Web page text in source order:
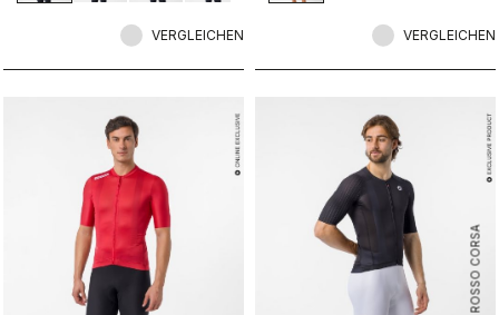
gern unterwegs bist.
VERGLEICHEN VERGLEICHEN
ROSSO CORSA